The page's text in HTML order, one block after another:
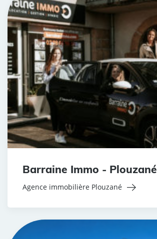
Barraine Immo - Plouzané
Agence immobilière Plouzané